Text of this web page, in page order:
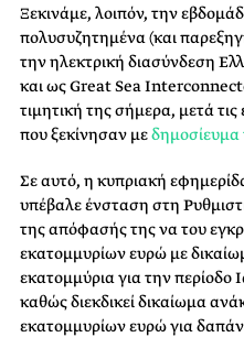
Ξεκινάμε, λοιπόν, την
πολυσυζητημένα (και
την ηλεκτρική διασύνδεση
και ως Great Sea
τιμητική της σήμερα, μετά
που ξεκίνησαν μεδημοσίευμα
Σε αυτό, η κυπριακή
υπέβαλε ένσταση στη
της απόφασής της να του
εκατομμυρίων ευρώ με
εκατομμύρια για την περίοδο
καθώς διεκδικεί δικαίωμα
εκατομμυρίων ευρώ για